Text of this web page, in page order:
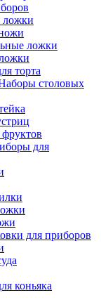
ложки
ложки
торта
столовых
для
для приборов
коньяка